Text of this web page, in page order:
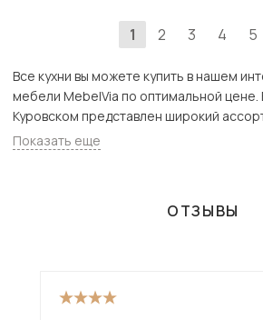
1 2 3 4 5
Все кухни вы можете купить в нашем
мебели MebelVia по оптимальной цене. В разделе
Куровском представлен широкий
доставкой в Москве и Подмосковью, включая
Всего товаров в категории «Все кухни» -
Показать еще
ОТЗЫВЫ